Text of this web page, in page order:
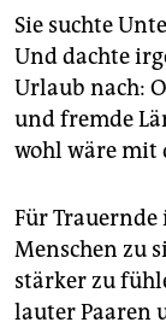
Sie suchte
Und dachte
Urlaub nach:
und fremde
wohl wäre mit
Für
Menschen zu
stärker zu
lauter Paaren